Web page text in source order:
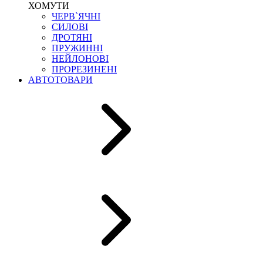
ХОМУТИ
ЧЕРВ`ЯЧНІ
СИЛОВІ
ДРОТЯНІ
ПРУЖИННІ
НЕЙЛОНОВІ
ПРОРЕЗИНЕНІ
АВТОТОВАРИ